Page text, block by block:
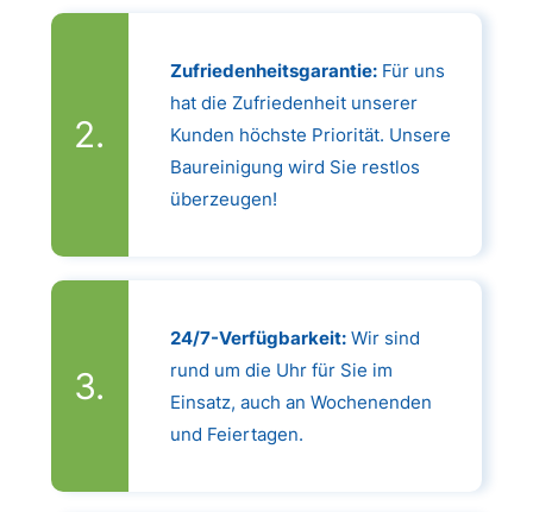
Zufriedenheitsgarantie:Für uns
hat die Zufriedenheit unserer
Kunden höchste Priorität. Unsere
Baureinigung wird Sie restlos
überzeugen!
24/7-Verfügbarkeit:Wir sind
rund um die Uhr für Sie im
Einsatz, auch an Wochenenden
und Feiertagen.